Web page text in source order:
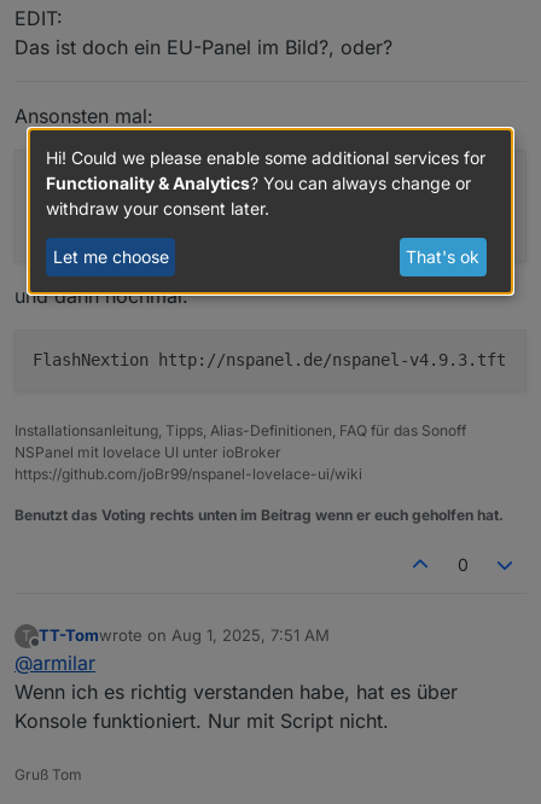
EDIT:
Das ist doch ein EU-Panel im Bild?, oder?
Ansonsten mal:
Backlog UpdateDriverVersion
https://raw.githubusercontent.com/joBr99/nspanel-
und dann nochmal:
FlashNextion http://nspanel.de/nspanel-v4.9.3.tft
Installationsanleitung, Tipps, Alias-Definitionen, FAQ für das Sonoff
NSPanel mit lovelace UI unter ioBroker
https://github.com/joBr99/nspanel-lovelace-ui/wiki
Benutzt das Voting rechts unten im Beitrag wenn er euch geholfen hat.
0
T
Offline
TT-Tomwrote on Aug 1, 2025, 7:51 AM
last edited by
@armilar
Wenn ich es richtig verstanden habe, hat es über
Konsole funktioniert. Nur mit Script nicht.
Gruß Tom
Hi! Could we please enable some additional services for
Functionality & Analytics? You can always change or
withdraw your consent later.
Let me choose That's ok